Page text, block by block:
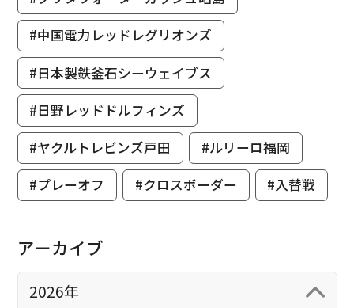
#中国電力レッドレグリオンズ
#日本製鉄釜石シーウェイブス
#日野レッドドルフィンズ
#ヤクルトレビンズ戸田
#ルリーロ福岡
#プレーオフ
#クロスボーダー #入替戦
アーカイブ
2026年